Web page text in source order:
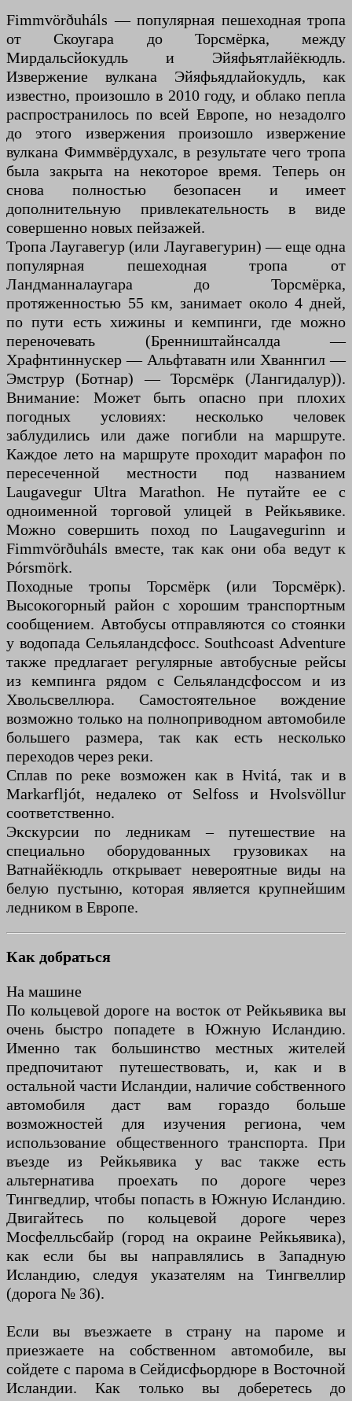
Fimmvörðuháls — популярная пешеходная тропа
от Скоугара до Торсмёрка, между
Мирдальсйокудль и Эйяфьятлайёкюдль.
Извержение вулкана Эйяфьядлайокудль, как
известно, произошло в 2010 году, и облако пепла
распространилось по всей Европе, но незадолго
до этого извержения произошло извержение
вулкана Фиммвёрдухалс, в результате чего тропа
была закрыта на некоторое время. Теперь он
снова полностью безопасен и имеет
дополнительную привлекательность в виде
совершенно новых пейзажей.
Тропа Лаугавегур (или Лаугавегурин) — еще одна
популярная пешеходная тропа от
Ландманналаугара до Торсмёрка,
протяженностью 55 км, занимает около 4 дней,
по пути есть хижины и кемпинги, где можно
переночевать (Бренништайнсалда —
Храфнтиннускер — Альфтаватн или Хваннгил —
Эмструр (Ботнар) — Торсмёрк (Лангидалур)).
Внимание: Может быть опасно при плохих
погодных условиях: несколько человек
заблудились или даже погибли на маршруте.
Каждое лето на маршруте проходит марафон по
пересеченной местности под названием
Laugavegur Ultra Marathon. Не путайте ее с
одноименной торговой улицей в Рейкьявике.
Можно совершить поход по Laugavegurinn и
Fimmvörðuháls вместе, так как они оба ведут к
Þórsmörk.
Походные тропы Торсмёрк (или Торсмёрк).
Высокогорный район с хорошим транспортным
сообщением. Автобусы отправляются со стоянки
у водопада Сельяландсфосс. Southcoast Adventure
также предлагает регулярные автобусные рейсы
из кемпинга рядом с Сельяландсфоссом и из
Хвольсвеллюра. Самостоятельное вождение
возможно только на полноприводном автомобиле
большего размера, так как есть несколько
переходов через реки.
Сплав по реке возможен как в Hvitá, так и в
Markarfljót, недалеко от Selfoss и Hvolsvöllur
соответственно.
Экскурсии по ледникам – путешествие на
специально оборудованных грузовиках на
Ватнайёкюдль открывает невероятные виды на
белую пустыню, которая является крупнейшим
ледником в Европе.
Как добраться
На машине
По кольцевой дороге на восток от Рейкьявика вы
очень быстро попадете в Южную Исландию.
Именно так большинство местных жителей
предпочитают путешествовать, и, как и в
остальной части Исландии, наличие собственного
автомобиля даст вам гораздо больше
возможностей для изучения региона, чем
использование общественного транспорта. При
въезде из Рейкьявика у вас также есть
альтернатива проехать по дороге через
Тингведлир, чтобы попасть в Южную Исландию.
Двигайтесь по кольцевой дороге через
Мосфелльсбайр (город на окраине Рейкьявика),
как если бы вы направлялись в Западную
Исландию, следуя указателям на Тингвеллир
(дорога № 36).
Если вы въезжаете в страну на пароме и
приезжаете на собственном автомобиле, вы
сойдете с парома в Сейдисфьордюре в Восточной
Исландии. Как только вы доберетесь до